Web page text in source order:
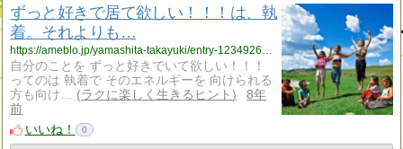
ずっと好きで居て欲しい！！！は、執
着。それよりも…
自分のことを ずっと好きでいて欲しい！！！
ってのは 執着で そのエネルギーを 向けられる
方も向け…
ラクに楽しく生きるヒント
8年
前
いいね！
0